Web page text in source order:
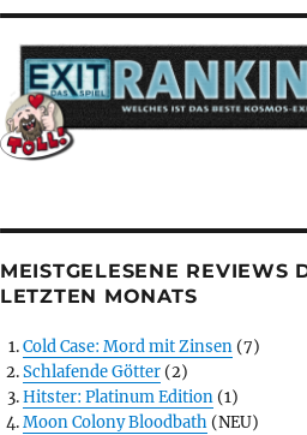
MEISTGELESENE REVIEWS
LETZTEN MONATS
Cold Case: Mord mit Zinsen (7)
Schlafende Götter (2)
Hitster: Platinum Edition (1)
Moon Colony Bloodbath (NEU)